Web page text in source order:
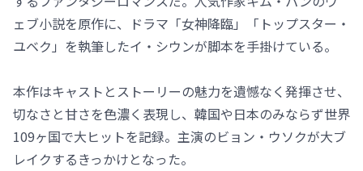
ェブ小説を原作に、ドラマ「女神降臨」「トップスター・
ユベク」を執筆したイ・シウンが脚本を手掛けている。
本作はキャストとストーリーの魅力を遺憾なく発揮させ、
切なさと甘さを色濃く表現し、韓国や日本のみならず世界
109ヶ国で大ヒットを記録。主演のビョン・ウソクが大ブ
レイクするきっかけとなった。